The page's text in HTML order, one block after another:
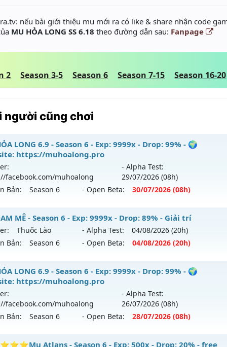
nếu bài giới thiệu mu mới ra có like & share nhận code
MU HỎA LONG SS 6.18 theo đường dẫn sau: Fanpage
2 Season 3-5 Season 6 Season 7-15 Season 16-20
người cũng chơi
LONG 6.9 - Season 6 - Exp: 9999x - Drop: 99% - 🌍
https://muhoalong.pro
facebook.com/muhoalong
- Alpha Test:
29/07/2026 (08h)
Bản:
Season 6 - Open Beta: 30/07/2026 (08h)
LONG 6.9 - 🌍 Website: https://muhoalong.pro
ra tháng 07 2026 - Mở máy chủ https://facebook.com/
07/2626
- Drop: 99%
Non Reset
Mu Nguyên bản Webzen
Xshiel
MÊ - Season 6 - Exp: 9999x - Drop: 89% - Giải trí
Thuốc Lào - Alpha Test: 04/08/2026 (20h)
Bản:
Season 6 - Open Beta: 04/08/2026 (20h)
ĐAM MÊ - Giải trí
mới ra tháng 08 2026 - Mở máy chủ
Thuốc Lào
9999x - Drop: 89%
loại: Mu Bán Đồ Full Trong Shop
LONG 6.9 - Season 6 - Exp: 9999x - Drop: 99% - 🌍
https://muhoalong.pro
facebook.com/muhoalong
- Alpha Test:
26/07/2026 (08h)
Bản:
Season 6 - Open Beta: 28/07/2026 (08h)
LONG 6.9 - 🌍 Website: https://muhoalong.pro
Atlans - Season 6 - Exp: 500x - Drop: 20% - free